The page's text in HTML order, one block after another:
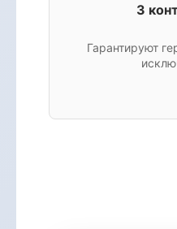
3
Гарантируют